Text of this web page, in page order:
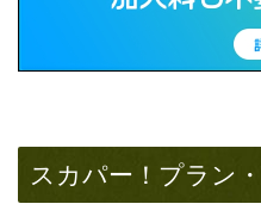
スカパー！プラン